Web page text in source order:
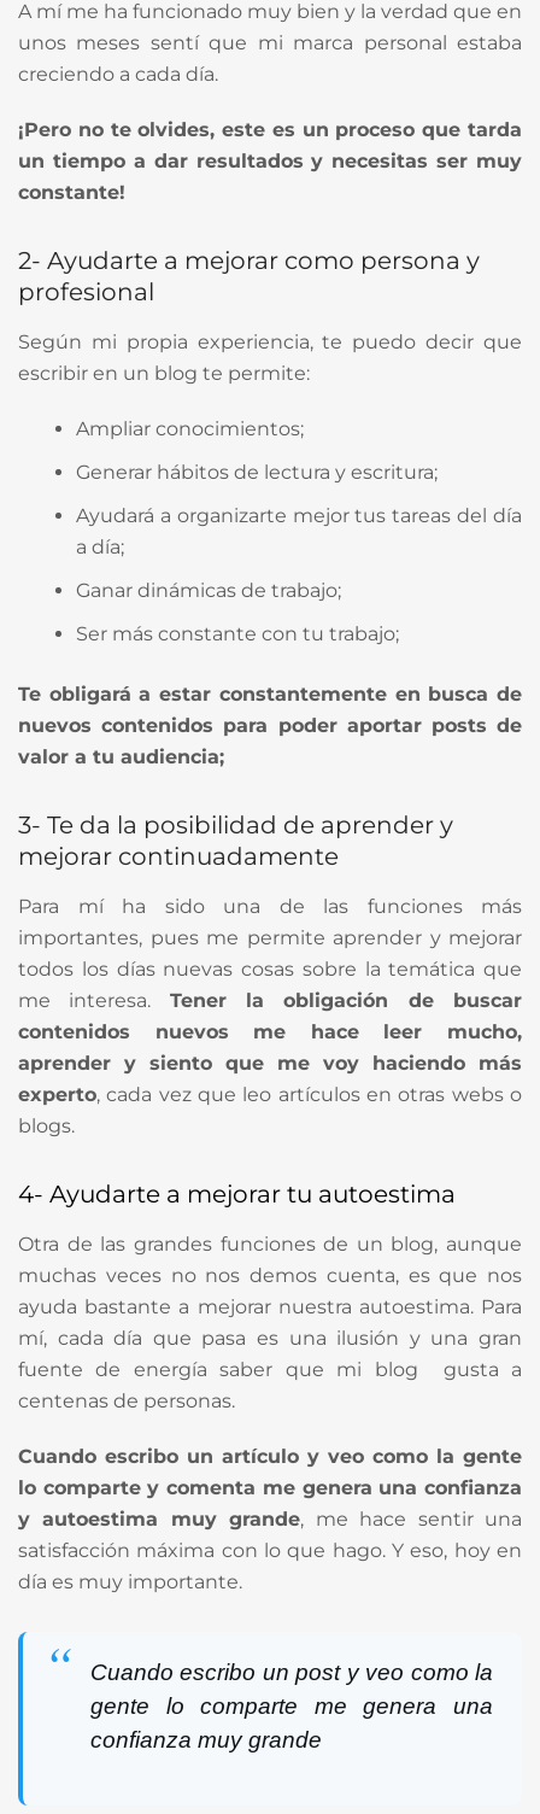
A mí me ha funcionado muy bien y la verdad que en
unos meses sentí que mi marca personal estaba
creciendo a cada día.
¡Pero no te olvides, este es un proceso que tarda
un tiempo a dar resultados y necesitas ser muy
constante!
2- Ayudarte a mejorar como persona y
profesional
Según mi propia experiencia, te puedo decir que
escribir en un blog te permite:
Ampliar conocimientos;
Generar hábitos de lectura y escritura;
Ayudará a organizarte mejor tus tareas del día
a día;
Ganar dinámicas de trabajo;
Ser más constante con tu trabajo;
Te obligará a estar constantemente en busca de
nuevos contenidos para poder aportar posts de
valor a tu audiencia;
3- Te da la posibilidad de aprender y
mejorar continuadamente
Para mí ha sido una de las funciones más
importantes, pues me permite aprender y mejorar
todos los días nuevas cosas sobre la temática que
me interesa. Tener la obligación de buscar
contenidos nuevos me hace leer mucho,
aprender y siento que me voy haciendo más
experto, cada vez que leo artículos en otras webs o
blogs.
4- Ayudarte a mejorar tu autoestima
Otra de las grandes funciones de un blog, aunque
muchas veces no nos demos cuenta, es que nos
ayuda bastante a mejorar nuestra autoestima. Para
mí, cada día que pasa es una ilusión y una gran
fuente de energía saber que mi blog gusta a
centenas de personas.
Cuando escribo un artículo y veo como la gente
lo comparte y comenta me genera una confianza
y autoestima muy grande, me hace sentir una
satisfacción máxima con lo que hago. Y eso, hoy en
día es muy importante.
Cuando escribo un post y veo como la
gente lo comparte me genera una
confianza muy grande